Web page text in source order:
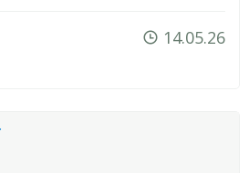
14.05.26